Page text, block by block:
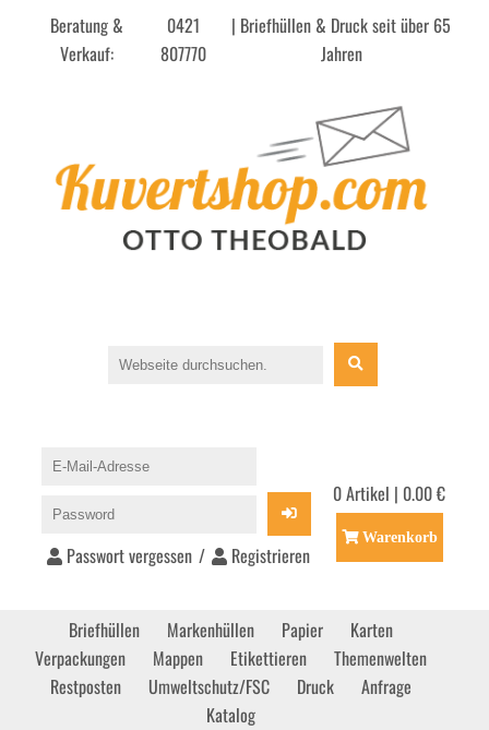
Beratung &
Verkauf:
0421
807770
| Briefhüllen & Druck seit über 65
Jahren
Passwort vergessen / Registrieren
0 Artikel | 0.00 €
Warenkorb
Briefhüllen Markenhüllen Papier
Karten
Verpackungen
Mappen Etikettieren
Themenwelten
Restposten
Umweltschutz/FSC Druck
Anfrage
Katalog